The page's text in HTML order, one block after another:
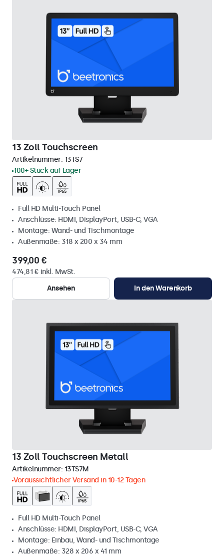
13 Zoll Touchscreen
Artikelnummer: 13TS7
100+ Stück auf Lager
Full HD Multi-Touch Panel
Anschlüsse: HDMI, DisplayPort, USB-C, VGA
Montage: Wand- und Tischmontage
Außenmaße: 318 x 200 x 34 mm
399,00 €
474,81 € inkl. MwSt.
Ansehen
In den Warenkorb
13 Zoll Touchscreen Metall
Artikelnummer: 13TS7M
Voraussichtlicher Versand in 10-12 Tagen
Full HD Multi-Touch Panel
Anschlüsse: HDMI, DisplayPort, USB-C, VGA
Montage: Einbau, Wand- und Tischmontage
Außenmaße: 328 x 206 x 41 mm